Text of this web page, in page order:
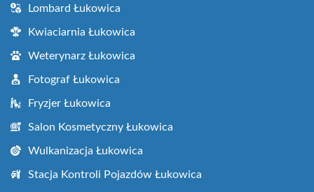
Lombard Łukowica
Kwiaciarnia Łukowica
Weterynarz Łukowica
Fotograf Łukowica
Fryzjer Łukowica
Salon Kosmetyczny Łukowica
Wulkanizacja Łukowica
Stacja Kontroli Pojazdów Łukowica